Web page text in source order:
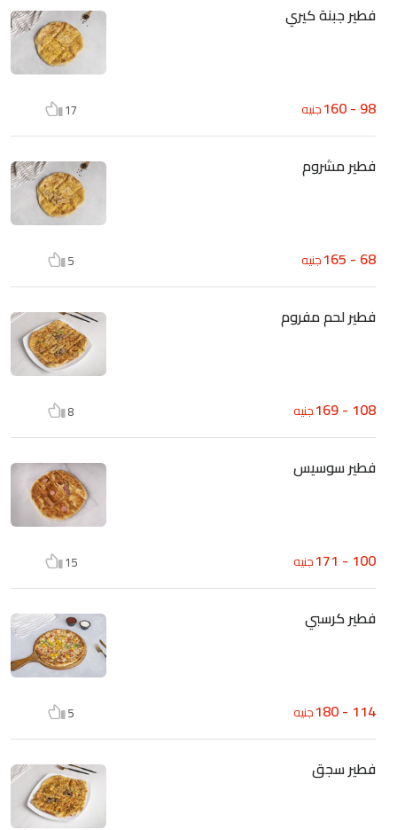
فطير جبنة كيري
98 - 160 جنيه 17
فطير مشروم
68 - 165 جنيه 5
فطير لحم مفروم
108 - 169 جنيه 8
فطير سوسيس
100 - 171 جنيه 15
فطير كرسبي
114 - 180 جنيه 5
فطير سجق